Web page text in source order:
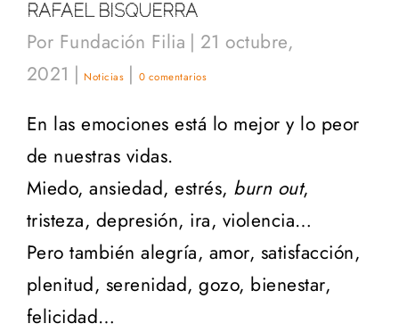
RAFAEL BISQUERRA
Por Fundación Filia | 21 octubre,
2021 | Noticias | 0 comentarios
En las emociones está lo mejor y lo peor
de nuestras vidas.
Miedo, ansiedad, estrés, burn out,
tristeza, depresión, ira, violencia…
Pero también alegría, amor, satisfacción,
plenitud, serenidad, gozo, bienestar,
felicidad…